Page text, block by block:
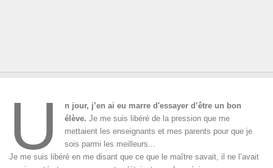
U
n jour, j’en ai eu marre d'essayer d’être un bon
élève.Je me suis libéré de la pression que me
mettaient les enseignants et mes parents pour que je
sois parmi les meilleurs...
Je me suis libéré en me disant que ce que le maître savait, il ne l’avait